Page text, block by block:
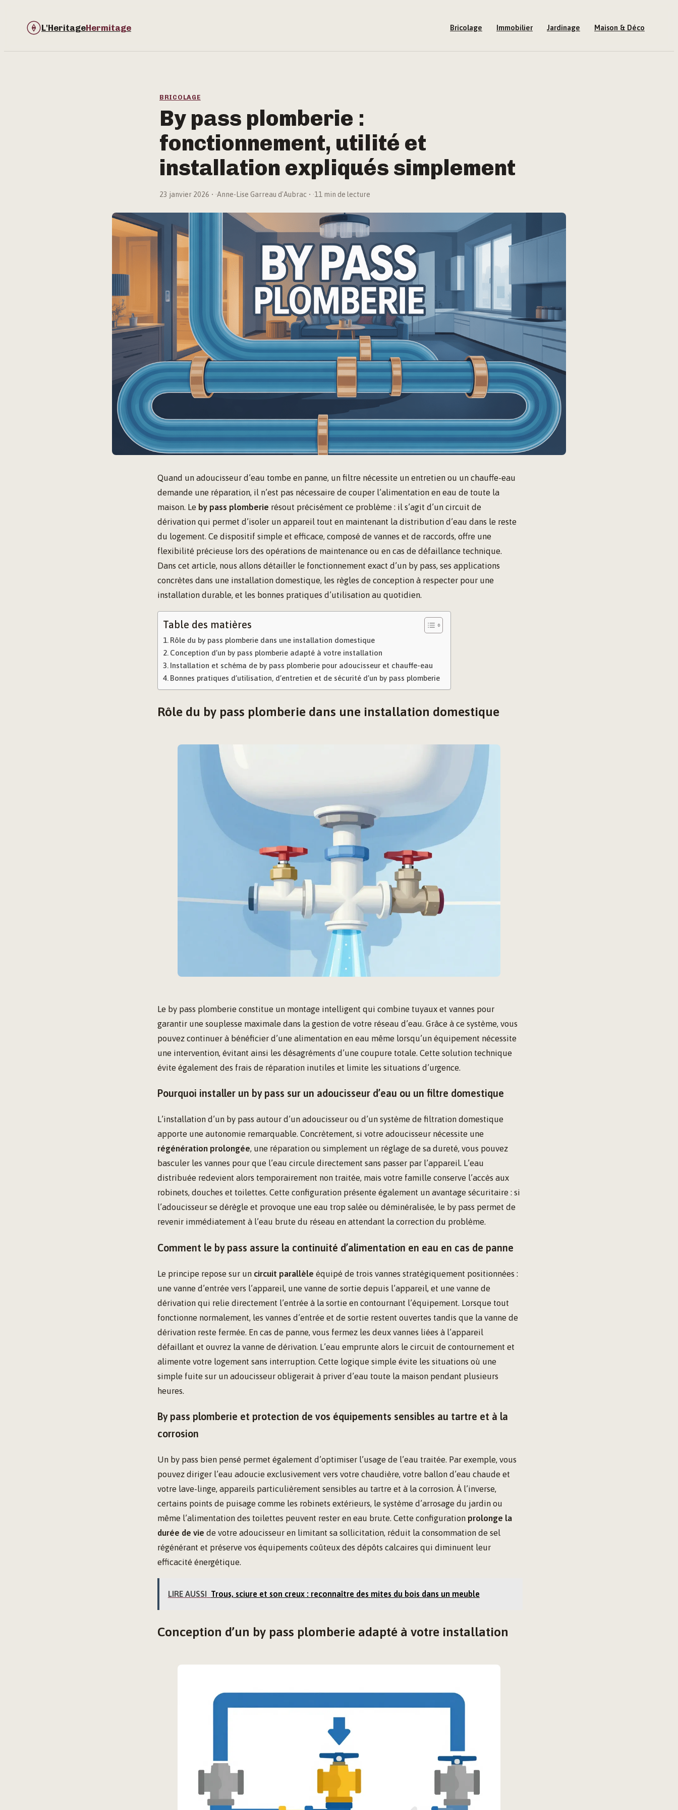
L'HeritageHermitage Bricolage Immobilier Jardinage Maison & Déco
BRICOLAGE
By pass plomberie :
fonctionnement, utilité et
installation expliqués simplement
23 janvier 2026 ·Anne-Lise Garreau d'Aubrac ·11 min de lecture
Quand un adoucisseur d’eau tombe en panne, un filtre nécessite un entretien ou un chauffe-eau
demande une réparation, il n’est pas nécessaire de couper l’alimentation en eau de toute la
maison. Le by pass plomberie résout précisément ce problème : il s’agit d’un circuit de
dérivation qui permet d’isoler un appareil tout en maintenant la distribution d’eau dans le reste
du logement. Ce dispositif simple et efficace, composé de vannes et de raccords, offre une
flexibilité précieuse lors des opérations de maintenance ou en cas de défaillance technique.
Dans cet article, nous allons détailler le fonctionnement exact d’un by pass, ses applications
concrètes dans une installation domestique, les règles de conception à respecter pour une
installation durable, et les bonnes pratiques d’utilisation au quotidien.
Table des matières
Rôle du by pass plomberie dans une installation domestique
Conception d’un by pass plomberie adapté à votre installation
Installation et schéma de by pass plomberie pour adoucisseur et chauffe-eau
Bonnes pratiques d’utilisation, d’entretien et de sécurité d’un by pass plomberie
Rôle du by pass plomberie dans une installation domestique
Le by pass plomberie constitue un montage intelligent qui combine tuyaux et vannes pour
garantir une souplesse maximale dans la gestion de votre réseau d’eau. Grâce à ce système, vous
pouvez continuer à bénéficier d’une alimentation en eau même lorsqu’un équipement nécessite
une intervention, évitant ainsi les désagréments d’une coupure totale. Cette solution technique
évite également des frais de réparation inutiles et limite les situations d’urgence.
Pourquoi installer un by pass sur un adoucisseur d’eau ou un filtre domestique
L’installation d’un by pass autour d’un adoucisseur ou d’un système de filtration domestique
apporte une autonomie remarquable. Concrètement, si votre adoucisseur nécessite une
régénération prolongée, une réparation ou simplement un réglage de sa dureté, vous pouvez
basculer les vannes pour que l’eau circule directement sans passer par l’appareil. L’eau
distribuée redevient alors temporairement non traitée, mais votre famille conserve l’accès aux
robinets, douches et toilettes. Cette configuration présente également un avantage sécuritaire : si
l’adoucisseur se dérègle et provoque une eau trop salée ou déminéralisée, le by pass permet de
revenir immédiatement à l’eau brute du réseau en attendant la correction du problème.
Comment le by pass assure la continuité d’alimentation en eau en cas de panne
Le principe repose sur un circuit parallèle équipé de trois vannes stratégiquement positionnées :
une vanne d’entrée vers l’appareil, une vanne de sortie depuis l’appareil, et une vanne de
dérivation qui relie directement l’entrée à la sortie en contournant l’équipement. Lorsque tout
fonctionne normalement, les vannes d’entrée et de sortie restent ouvertes tandis que la vanne de
dérivation reste fermée. En cas de panne, vous fermez les deux vannes liées à l’appareil
défaillant et ouvrez la vanne de dérivation. L’eau emprunte alors le circuit de contournement et
alimente votre logement sans interruption. Cette logique simple évite les situations où une
simple fuite sur un adoucisseur obligerait à priver d’eau toute la maison pendant plusieurs
heures.
By pass plomberie et protection de vos équipements sensibles au tartre et à la
corrosion
Un by pass bien pensé permet également d’optimiser l’usage de l’eau traitée. Par exemple, vous
pouvez diriger l’eau adoucie exclusivement vers votre chaudière, votre ballon d’eau chaude et
votre lave-linge, appareils particulièrement sensibles au tartre et à la corrosion. À l’inverse,
certains points de puisage comme les robinets extérieurs, le système d’arrosage du jardin ou
même l’alimentation des toilettes peuvent rester en eau brute. Cette configuration prolonge la
durée de vie de votre adoucisseur en limitant sa sollicitation, réduit la consommation de sel
régénérant et préserve vos équipements coûteux des dépôts calcaires qui diminuent leur
efficacité énergétique.
LIRE AUSSI Trous, sciure et son creux : reconnaître des mites du bois dans un meuble
Conception d’un by pass plomberie adapté à votre installation